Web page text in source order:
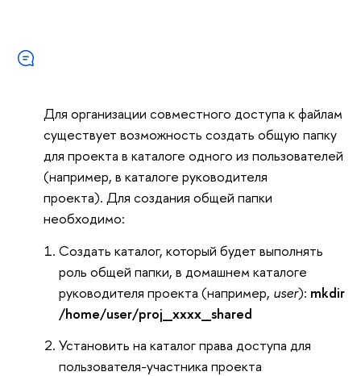
Для организации совместного доступа к файлам
существует возможность создать общую папку
для проекта в каталоге одного из пользователей
(например, в каталоге руководителя
проекта). Для создания общей папки
необходимо:
Создать каталог, который будет выполнять
роль общей папки, в домашнем каталоге
руководителя проекта (например, user): mkdir
/home/user/proj_xxxx_shared
Установить на каталог права доступа для
пользователя-участника проекта